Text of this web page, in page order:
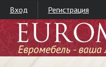
Вход Регистрация